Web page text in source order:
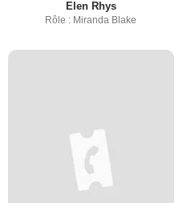
Elen Rhys
Rôle : Miranda Blake